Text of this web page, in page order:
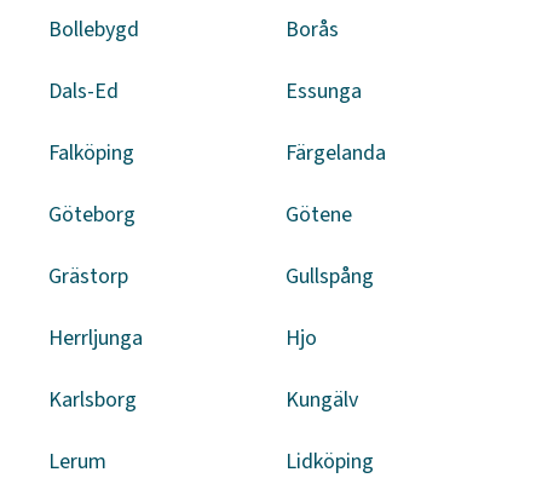
Bollebygd Borås
Dals-Ed Essunga
Falköping Färgelanda
Göteborg Götene
Grästorp Gullspång
Herrljunga Hjo
Karlsborg Kungälv
Lerum Lidköping